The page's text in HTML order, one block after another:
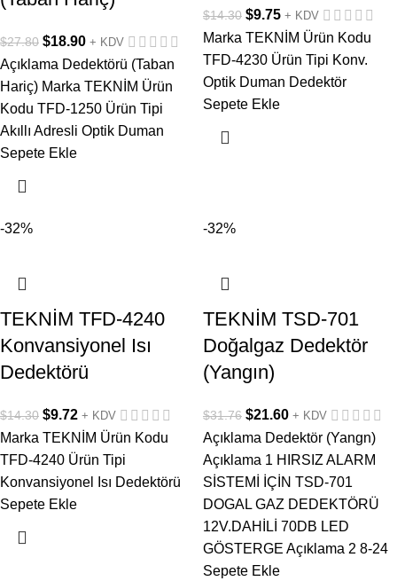
$27.80 $18.90 + KDV
Açıklama Dedektörü (Taban
Hariç) Marka TEKNİM Ürün
Kodu TFD-1250 Ürün Tipi
Akıllı Adresli Optik Duman
Sepete Ekle
$14.30 $9.75 + KDV
Marka TEKNİM Ürün Kodu
TFD-4230 Ürün Tipi Konv.
Optik Duman Dedektör
Sepete Ekle
-32%
TEKNİM TFD-4240
Konvansiyonel Isı
Dedektörü
$14.30 $9.72 + KDV
Marka TEKNİM Ürün Kodu
TFD-4240 Ürün Tipi
Konvansiyonel Isı Dedektörü
Sepete Ekle
-32%
TEKNİM TSD-701
Doğalgaz Dedektör
(Yangın)
$31.76 $21.60 + KDV
Açıklama Dedektör (Yangn)
Açıklama 1 HIRSIZ ALARM
SİSTEMİ İÇİN TSD-701
DOGAL GAZ DEDEKTÖRÜ
12V.DAHİLİ 70DB LED
GÖSTERGE Açıklama 2 8-24
Sepete Ekle